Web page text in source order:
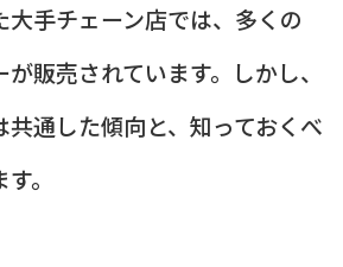
大手チェーン店では、多くの
販売されています。しかし、
共通した傾向と、知っておくべ
。